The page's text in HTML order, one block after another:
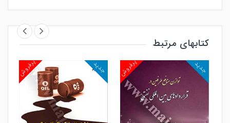
کتابهای مرتبط
پرفروش جدید پرفروش جدید